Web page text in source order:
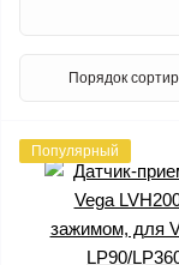
Популярный